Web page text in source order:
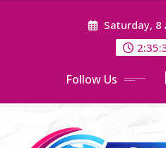
Saturday, 8
Follow Us